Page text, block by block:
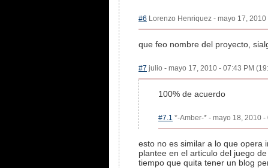
#6 Lorenzo Henriquez - mayo 17,
que feo nombre del proyecto,
#7 julio - mayo 17, 2010 - 07:43 PM
100% de acuerdo
#7.1 *-Amber-* - mayo 18, 2010
esto no es similar a lo que opera
plantee en el articulo del juego
tiempo que quita tener un blog